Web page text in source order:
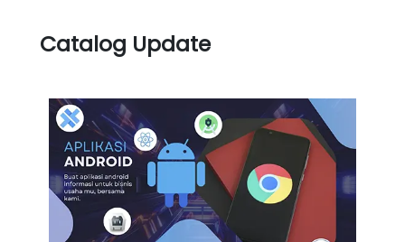
Catalog Update